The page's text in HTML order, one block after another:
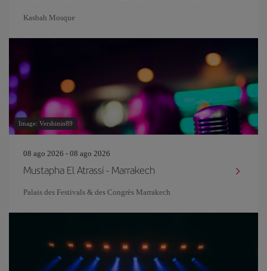
Kasbah Mosque
Image: Vershinin89
08 ago 2026 - 08 ago 2026
Mustapha El Atrassi - Marrakech
Palais des Festivals & des Congrès Marrakech